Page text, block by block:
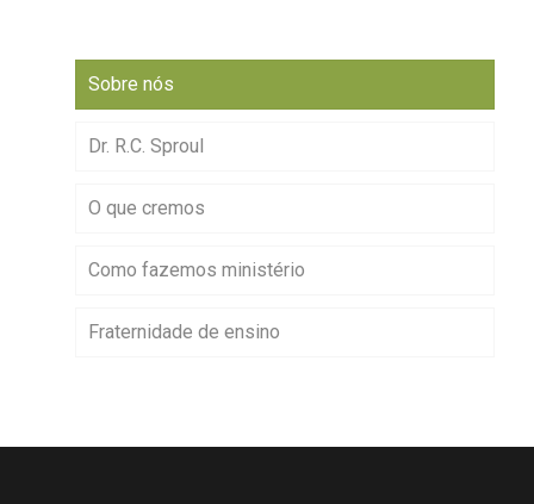
Sobre nós
Dr. R.C. Sproul
O que cremos
Como fazemos ministério
Fraternidade de ensino